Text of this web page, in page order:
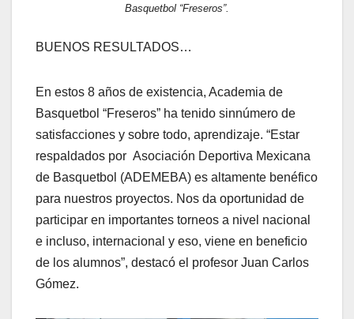
Basquetbol “Freseros”.
BUENOS RESULTADOS…
En estos 8 años de existencia, Academia de
Basquetbol “Freseros” ha tenido sinnúmero de
satisfacciones y sobre todo, aprendizaje. “Estar
respaldados por Asociación Deportiva Mexicana
de Basquetbol (ADEMEBA) es altamente benéfico
para nuestros proyectos. Nos da oportunidad de
participar en importantes torneos a nivel nacional
e incluso, internacional y eso, viene en beneficio
de los alumnos”, destacó el profesor Juan Carlos
Gómez.